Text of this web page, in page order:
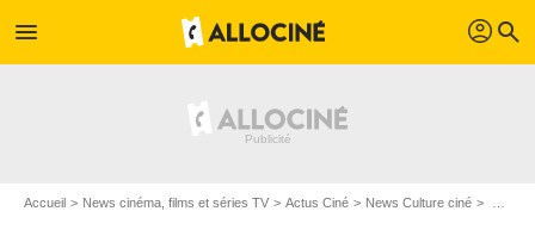
menu profil search
Accueil News cinéma, films et séries TV Actus Ciné News Culture ciné